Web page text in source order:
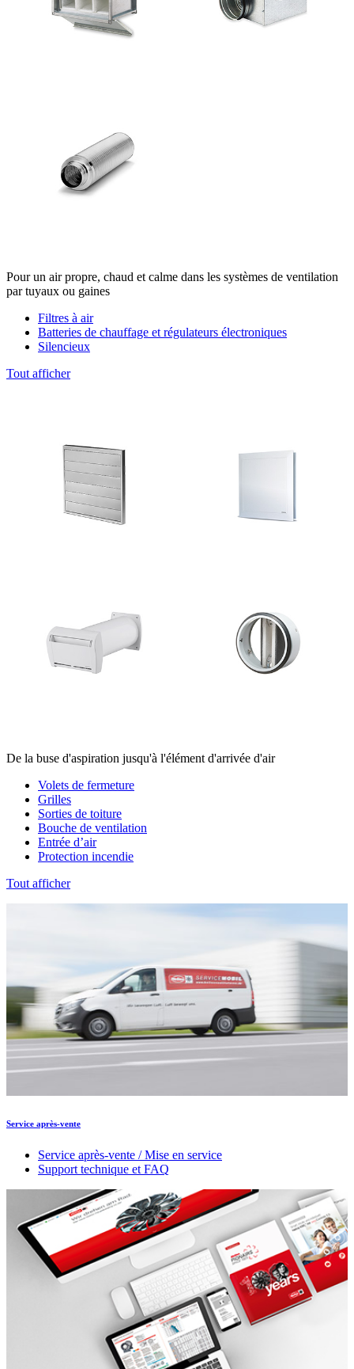
Pour un air propre, chaud et calme dans les systèmes de ventilation
par tuyaux ou gaines
Filtres à air
Batteries de chauffage et régulateurs électroniques
Silencieux
Tout afficher
De la buse d'aspiration jusqu'à l'élément d'arrivée d'air
Volets de fermeture
Grilles
Sorties de toiture
Bouche de ventilation
Entrée d’air
Protection incendie
Tout afficher
Service après-vente
Service après-vente / Mise en service
Support technique et FAQ